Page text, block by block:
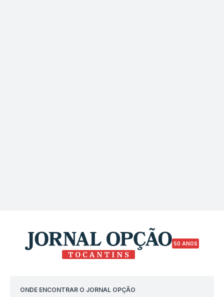
50 ANOS
ONDE ENCONTRAR O JORNAL OPÇÃO